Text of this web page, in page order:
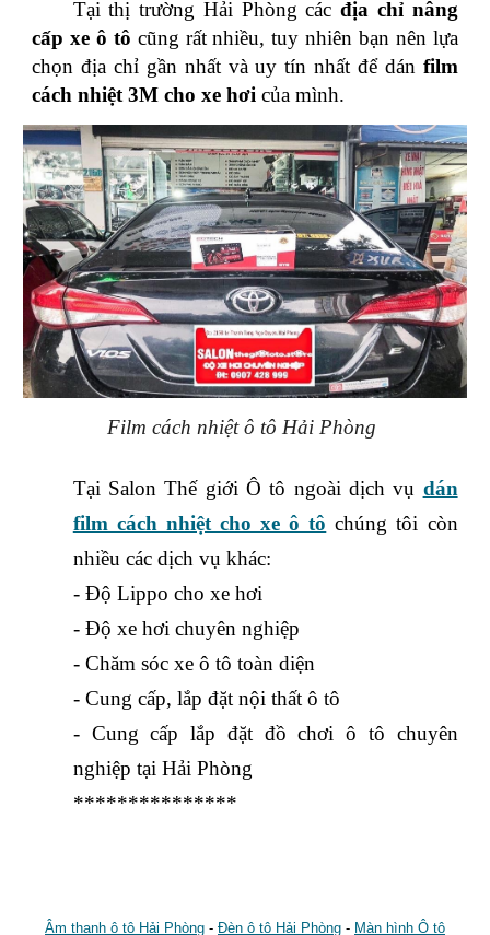
Tại thị trường Hải Phòng cácđịa chỉ nâng
cấp xe ô tô cũng rất nhiều, tuy nhiên bạn nên lựa
chọn địa chỉ gần nhất và uy tín nhất để dán film
cách nhiệt 3M cho xe hơi của mình.
Film cách nhiệt ô tô Hải Phòng
Tại Salon Thế giới Ô tô ngoài dịch vụ dán
film cách nhiệt cho xe ô tô chúng tôi còn
nhiều các dịch vụ khác:
- Độ Lippo cho xe hơi
- Độ xe hơi chuyên nghiệp
- Chăm sóc xe ô tô toàn diện
- Cung cấp, lắp đặt nội thất ô tô
- Cung cấp lắp đặt đồ chơi ô tô chuyên
nghiệp tại Hải Phòng
***************
Âm thanh ô tô Hải Phòng - Đèn ô tô Hải Phòng - Màn hình Ô tô